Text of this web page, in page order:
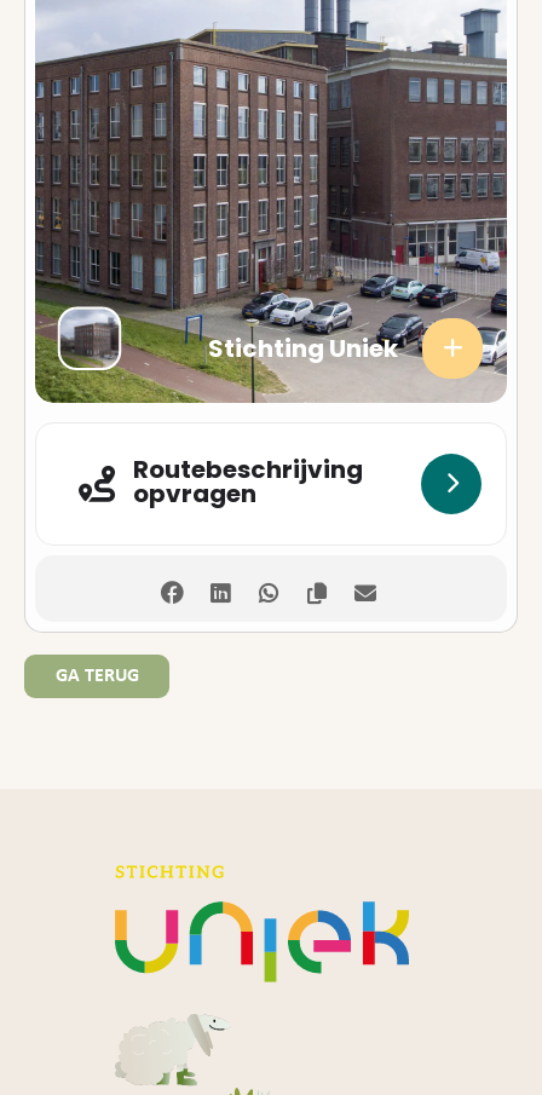
Stichting Uniek
Expand
Routebeschrijving
opvragen
Adresse
GA TERUG